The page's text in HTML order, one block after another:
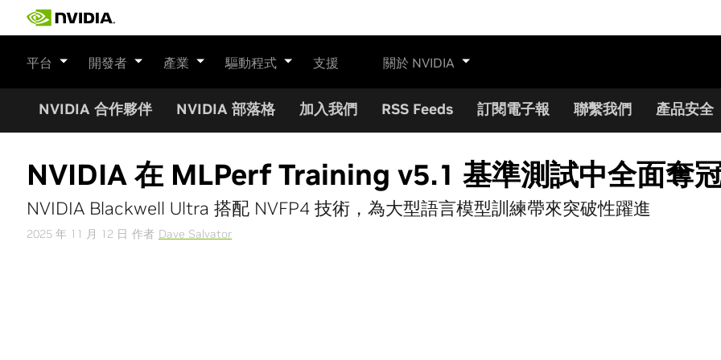
平台 開發者 產業 驅動程式 支援 關於 NVIDIA
NVIDIA 合作夥伴 NVIDIA 部落格 加入我們 RSS Feeds 訂閱電子報 聯繫我們 產品安全
NVIDIA 在 MLPerf Training v5.1 基準測試中全面奪
NVIDIA Blackwell Ultra 搭配 NVFP4 技術，為大型語言模型訓練帶來突破性躍進
2025 年 11 月 12 日 作者 Dave Salvator